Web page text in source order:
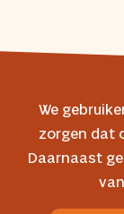
© 2026 Oerol
We
zorgen dat
Daarnaast